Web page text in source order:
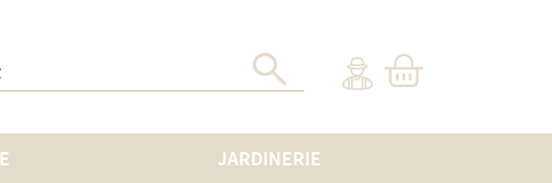
JARDINERIE